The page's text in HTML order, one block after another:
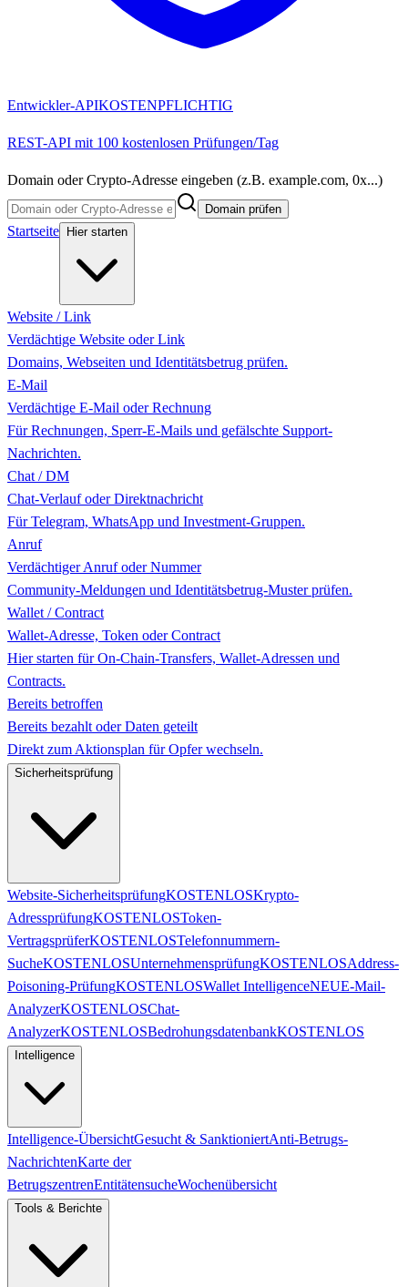
Entwickler-APIKOSTENPFLICHTIG
REST-API mit 100 kostenlosen Prüfungen/Tag
Domain oder Crypto-Adresse eingeben (z.B. example.com, 0x...)
Domain prüfen
Startseite Hier starten
Website / Link
Verdächtige Website oder Link
Domains, Webseiten und Identitätsbetrug prüfen.
E-Mail
Verdächtige E-Mail oder Rechnung
Für Rechnungen, Sperr-E-Mails und gefälschte Support-
Nachrichten.
Chat / DM
Chat-Verlauf oder Direktnachricht
Für Telegram, WhatsApp und Investment-Gruppen.
Anruf
Verdächtiger Anruf oder Nummer
Community-Meldungen und Identitätsbetrug-Muster prüfen.
Wallet / Contract
Wallet-Adresse, Token oder Contract
Hier starten für On-Chain-Transfers, Wallet-Adressen und
Contracts.
Bereits betroffen
Bereits bezahlt oder Daten geteilt
Direkt zum Aktionsplan für Opfer wechseln.
Sicherheitsprüfung
Website-SicherheitsprüfungKOSTENLOSKrypto-
AdressprüfungKOSTENLOSToken-
VertragsprüferKOSTENLOSTelefonnummern-
SucheKOSTENLOSUnternehmensprüfungKOSTENLOSAddress-
Poisoning-PrüfungKOSTENLOSWallet IntelligenceNEUE-Mail-
AnalyzerKOSTENLOSChat-
AnalyzerKOSTENLOSBedrohungsdatenbankKOSTENLOS
Intelligence
Intelligence-ÜbersichtGesucht & SanktioniertAnti-Betrugs-
NachrichtenKarte der
BetrugszentrenEntitätensucheWochenübersicht
Tools & Berichte